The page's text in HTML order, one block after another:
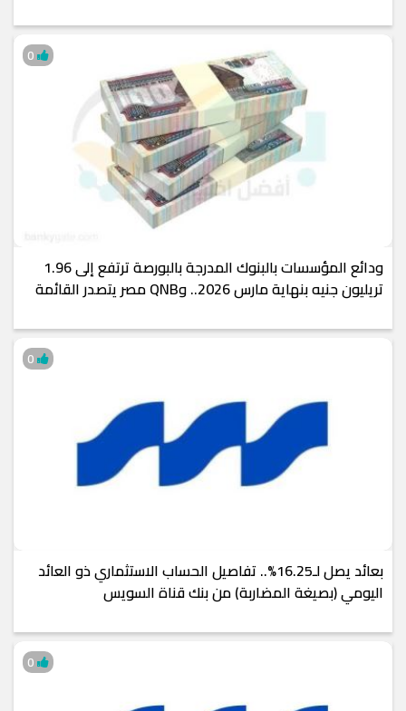
ودائع المؤسسات بالبنوك المدرجة بالبورصة ترتفع إلى 1.96
تريليون جنيه بنهاية مارس 2026.. وQNB مصر يتصدر القائمة
بعائد يصل لـ16.25%.. تفاصيل الحساب الاستثماري ذو العائد
اليومي (بصيغة المضاربة) من بنك قناة السويس